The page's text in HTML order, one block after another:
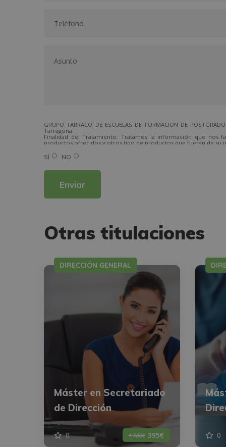
GRUPO TARRACO DE ESCUELAS DE FORMACIÓN DE
Tarragona.
Finalidad del Tratamiento: Tratamos la información que
productos ofrecidos y otros tipo de productos que fueran de su
Derechos: Puede ejercitar sus derechos identificándose
Para más información consulte nuestra Política de Privacidad.
SÍ NO
Otras titulaciones
DIRECCIÓN GENERAL
Máster en Secretariado
de Dirección
0 1.580€ 395€ 0